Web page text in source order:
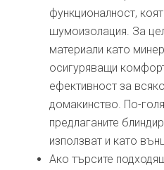
функционалност,
шумоизолация. За
материали като
осигуряващи
ефективност за
домакинство. По-
предлаганите
използват и като
Ако търсите